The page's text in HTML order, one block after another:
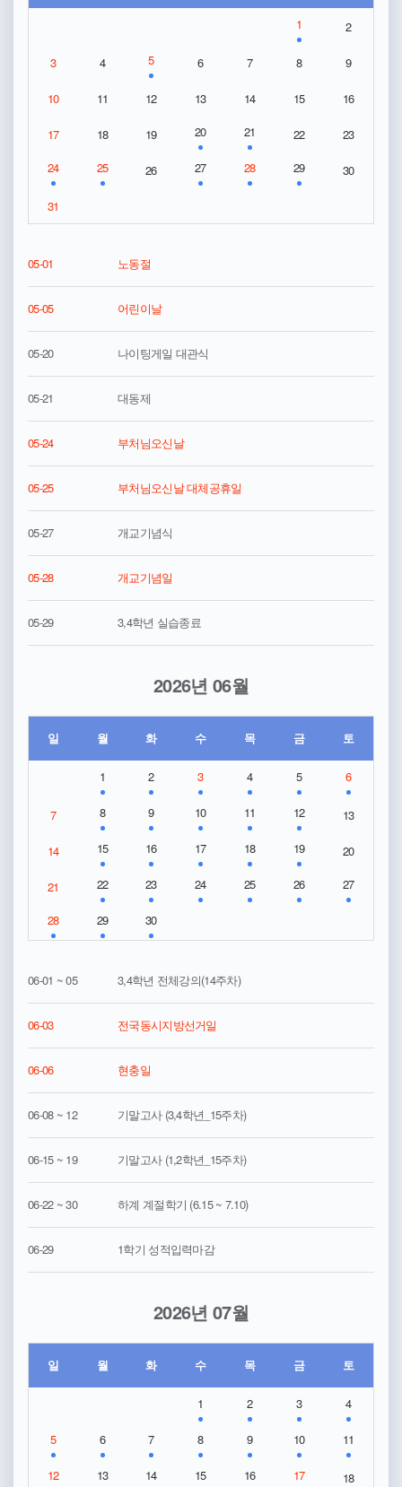
1 2
3 4 5 6 7 8 9
10 11 12 13 14 15 16
17 18 19 20 21 22
23
24
25 26 27 28 29 30
31
05-01 노동절
05-05 어린이날
05-20 나이팅게일 대관식
05-21 대동제
05-24 부처님오신날
05-25 부처님오신날 대체공휴일
05-27 개교기념식
05-28 개교기념일
05-29 3,4학년 실습종료
2026년 06월
일 월 화 수 목 금 토
1 2 3 4 5 6
7 8 9 10 11 12 13
14 15 16 17 18 19 20
21 22 23 24 25 26 27
28 29 30
06-01 ~ 05 3,4학년 전체강의(14주차)
06-03 전국동시지방선거일
06-06 현충일
06-08 ~ 12 기말고사 (3,4학년_15주차)
06-15 ~ 19 기말고사 (1,2학년_15주차)
06-22 ~ 30 하계 계절학기 (6.15 ~ 7.10)
06-29 1학기 성적입력마감
2026년 07월
일 월 화 수 목 금 토
1 2 3 4
5 6 7 8 9 10 11
12 13 14 15 16 17 18